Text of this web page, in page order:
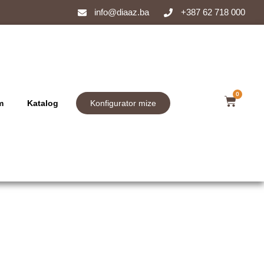
info@diaaz.ba +387 62 718 000
Katalog Konfigurator mize
0